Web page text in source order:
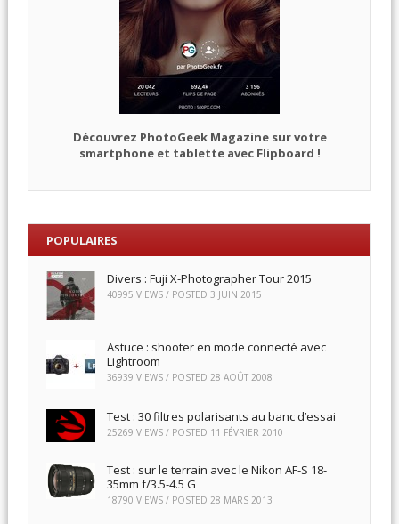
Découvrez PhotoGeek Magazine sur votre
smartphone et tablette avec Flipboard !
POPULAIRES
Divers : Fuji X-Photographer Tour 2015
40995 VIEWS / POSTED 3 JUIN 2015
Astuce : shooter en mode connecté avec
Lightroom
36939 VIEWS / POSTED 28 AOÛT 2008
Test : 30 filtres polarisants au banc d’essai
25269 VIEWS / POSTED 11 FÉVRIER 2010
Test : sur le terrain avec le Nikon AF-S 18-
35mm f/3.5-4.5 G
18790 VIEWS / POSTED 28 MARS 2013